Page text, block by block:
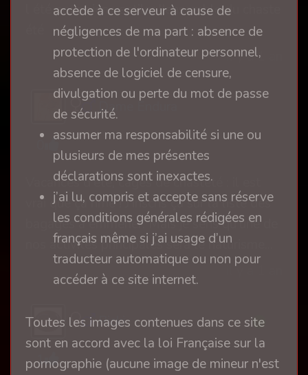
l été pour bien ventiler l'ensemble du chaste
il y a 1 an
Dame Endura
Vacances d'été, cages de chasteté : il est
vrai que ça rime ! J'inscris ça sur la liste des
bagages à emmener. Mais je sens qu'une de
nos activités principales sera le naturisme...
il y a 1 an
Ricki
1
accède à ce serveur à cause de
négligences de ma part : absence de
protection de l'ordinateur personnel,
absence de logiciel de censure,
divulgation ou perte du mot de passe
de sécurité.
assumer ma responsabilité si une ou
plusieurs de mes présentes
déclarations sont inexactes.
j’ai lu, compris et accepte sans réserve
les conditions générales rédigées en
français même si j’ai usage d’un
traducteur automatique ou non pour
accéder à ce site internet.
Toutes les images contenues dans ce site
sont en accord avec la loi Française sur la
pornographie (aucune image de mineur n'est